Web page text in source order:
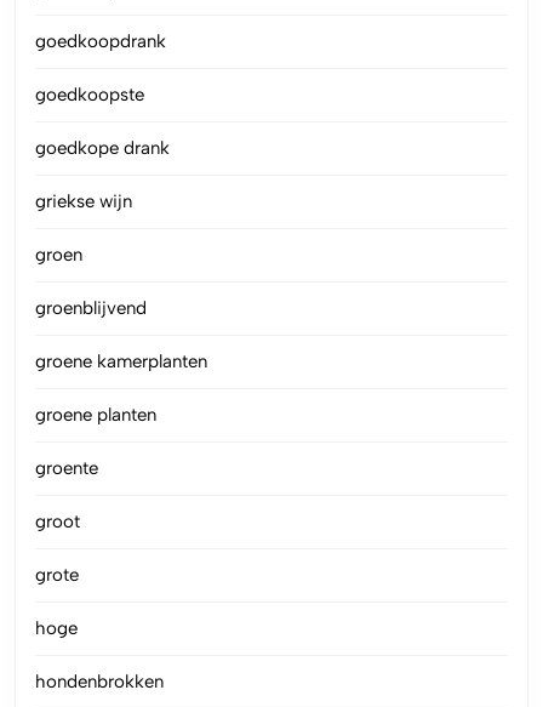
goedkoopdrank
goedkoopste
goedkope drank
griekse wijn
groen
groenblijvend
groene kamerplanten
groene planten
groente
groot
grote
hoge
hondenbrokken